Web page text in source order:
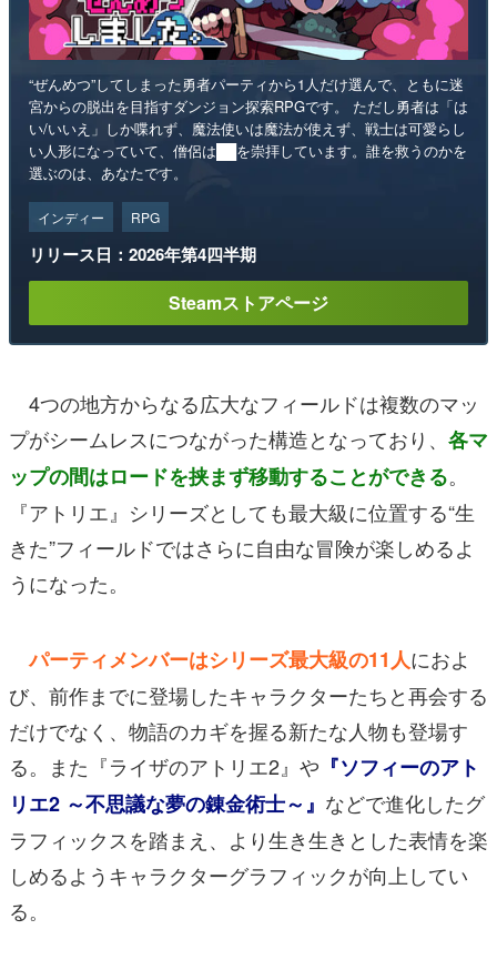
“ぜんめつ”してしまった勇者パーティから1人だけ選んで、ともに迷
宮からの脱出を目指すダンジョン探索RPGです。 ただし勇者は「は
い/いいえ」しか喋れず、魔法使いは魔法が使えず、戦士は可愛らし
い人形になっていて、僧侶は██を崇拝しています。誰を救うのかを
選ぶのは、あなたです。
インディー RPG
リリース日：2026年第4四半期
Steamストアページ
4つの地方からなる広大なフィールドは複数のマッ
プがシームレスにつながった構造となっており、 各マ
ップの間はロードを挟まず移動することができる。
『アトリエ』シリーズとしても最大級に位置する“生
きた”フィールドではさらに自由な冒険が楽しめるよ
うになった。
パーティメンバーはシリーズ最大級の11人におよ
び、前作までに登場したキャラクターたちと再会する
だけでなく、物語のカギを握る新たな人物も登場す
る。また『ライザのアトリエ2』や 『ソフィーのアト
リエ2 ～不思議な夢の錬金術士～』 などで進化したグ
ラフィックスを踏まえ、より生き生きとした表情を楽
しめるようキャラクターグラフィックが向上してい
る。